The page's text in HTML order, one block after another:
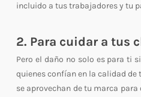
incluido a tus trabajadores y tu
2. Para cuidar a tus
Pero el daño no solo es para ti
quienes confían en la calidad
se aprovechan de tu marca